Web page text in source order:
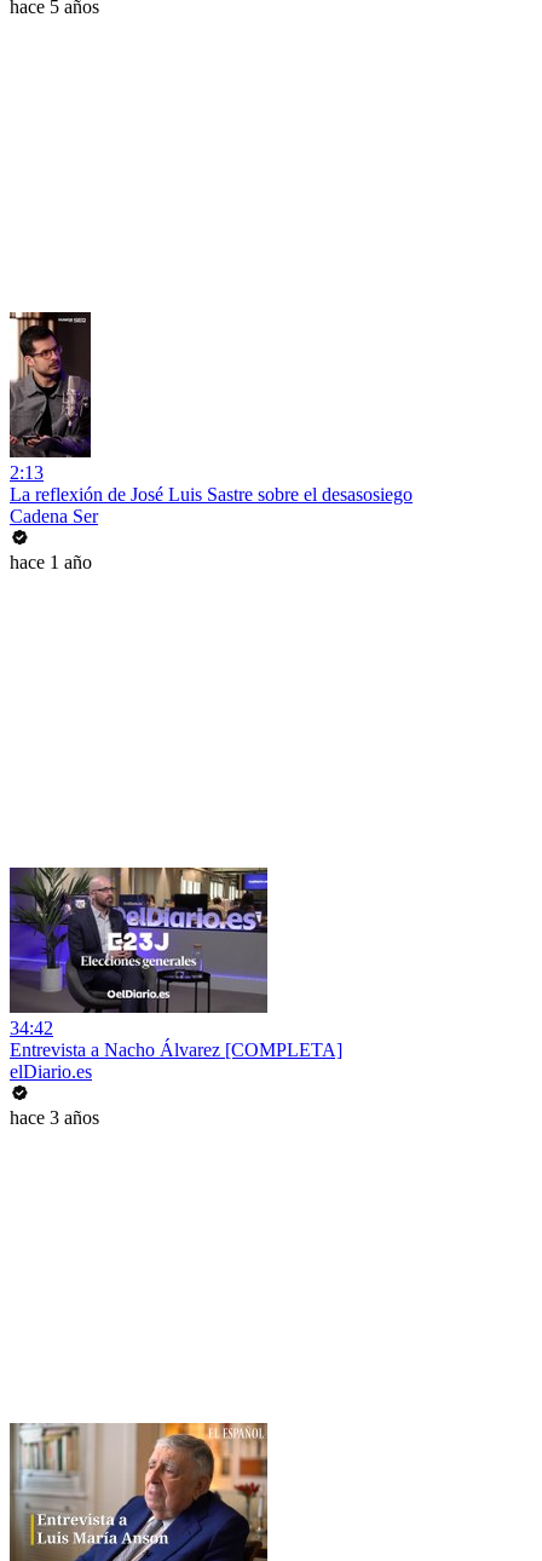
hace 5 años
2:13
La reflexión de José Luis Sastre sobre el desasosiego
Cadena Ser
hace 1 año
34:42
Entrevista a Nacho Álvarez [COMPLETA]
elDiario.es
hace 3 años